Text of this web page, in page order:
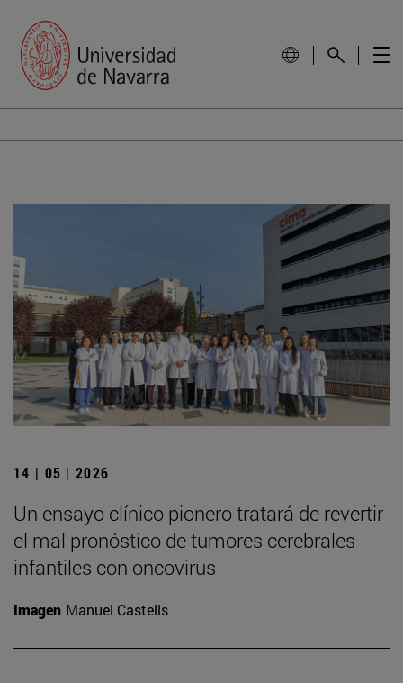
14 | 05 | 2026
Un ensayo clínico pionero tratará de revertir
el mal pronóstico de tumores cerebrales
infantiles con oncovirus
Imagen Manuel Castells